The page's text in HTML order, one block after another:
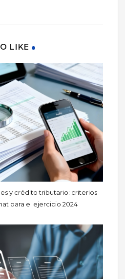
LIKE
y crédito tributario: criterios
para el ejercicio 2024